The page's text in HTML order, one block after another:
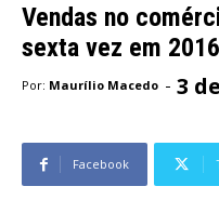
Vendas no
sexta vez em 2016
Por: Maurílio Macedo - 3
Facebook